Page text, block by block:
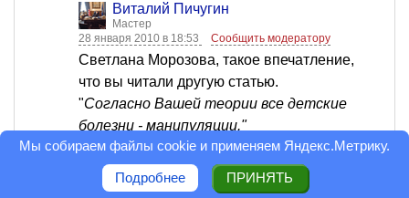
Виталий Пичугин
Мастер
28 января 2010 в 18:53
Сообщить модератору
Светлана Морозова, такое впечатление,
что вы читали другую статью.
"Согласно Вашей теории все детские
болезни - манипуляции."
Где я такое написал? Вначале чётко
разраничил, что пишу о
"Иногда болезни, действительно,
Мы собираем файлы cookie и применяем Яндекс.Метрику.
Подробнее ПРИНЯТЬ